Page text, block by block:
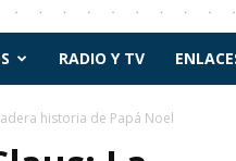
RADIO Y TV
historia de Papá Noel